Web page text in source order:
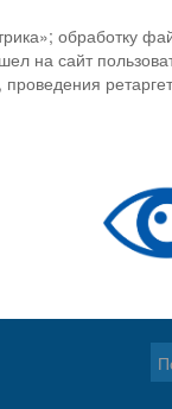
обработку
на сайт